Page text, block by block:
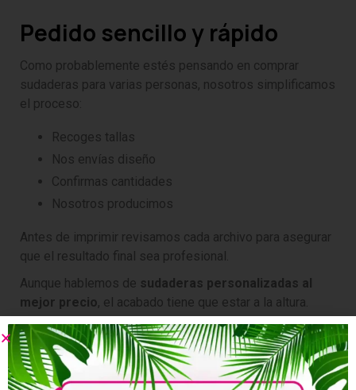
Pedido sencillo y rápido
Como probablemente estés pensando en comprar
sudaderas para varias personas, nosotros simplificamos
el proceso:
Recoges tallas
Nos envías diseño
Confirmas cantidades
Nosotros producimos
Antes de imprimir revisamos cada archivo para asegurar
que el resultado final sea profesional.
Aunque hablemos de sudaderas personalizadas al
mejor precio, el acabado tiene que estar a la altura.
Una sudadera que va más
allá de la fiesta